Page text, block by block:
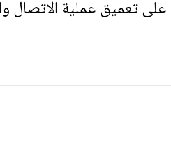
تعميق عملية الاتصال